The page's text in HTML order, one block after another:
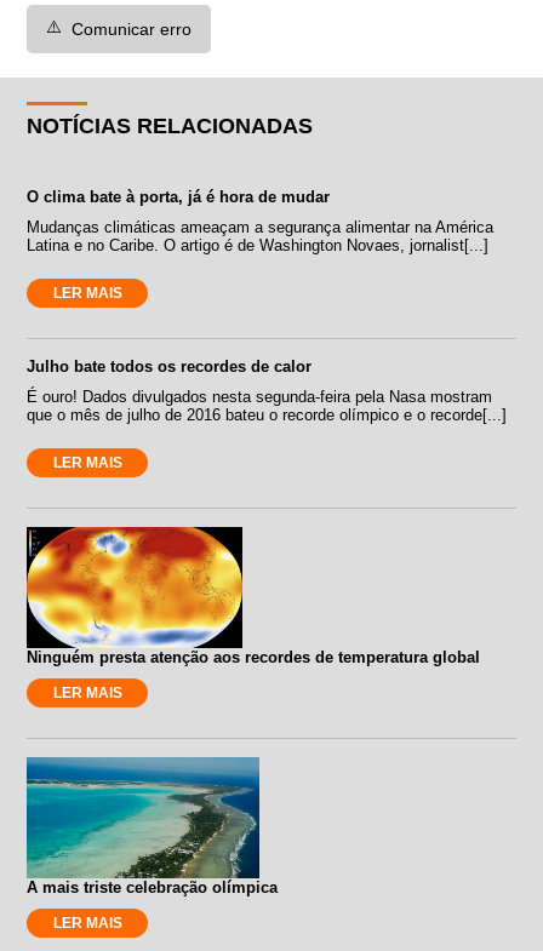
⚠️ Comunicar erro
NOTÍCIAS RELACIONADAS
O clima bate à porta, já é hora de mudar
Mudanças climáticas ameaçam a segurança alimentar na América
Latina e no Caribe. O artigo é de Washington Novaes, jornalist[...]
LER MAIS
Julho bate todos os recordes de calor
É ouro! Dados divulgados nesta segunda-feira pela Nasa mostram
que o mês de julho de 2016 bateu o recorde olímpico e o recorde[...]
LER MAIS
Ninguém presta atenção aos recordes de temperatura global
LER MAIS
A mais triste celebração olímpica
LER MAIS